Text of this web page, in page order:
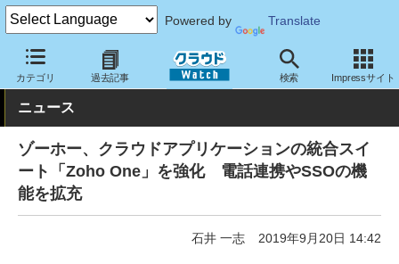
Powered by Translate
カテゴリ 過去記事 検索 Impressサイト
クラウド Watch サービス・ソフト サービス 業務関連
ニュース
ゾーホー、クラウドアプリケーションの統合スイ
ート「Zoho One」を強化 電話連携やSSOの機
能を拡充
石井 一志 2019年9月20日 14:42